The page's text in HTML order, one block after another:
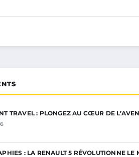
TRAVEL : PLONGEZ AU CŒUR DE
: LA RENAULT 5 RÉVOLUTIONNE LE